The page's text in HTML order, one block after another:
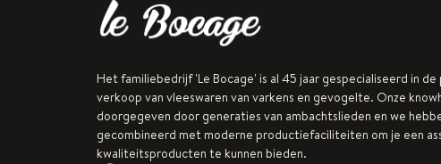
Het familiebedrijf 'Le Bocage' is al 45 jaar gespecialiseerd in
verkoop van vleeswaren van varkens en gevogelte. Onze
doorgegeven door generaties van ambachtslieden en we
gecombineerd met moderne productiefaciliteiten om je een
kwaliteitsproducten te kunnen bieden.